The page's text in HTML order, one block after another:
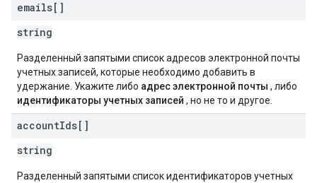
emails[]
string
Разделенный запятыми список адресов электронной почты
учетных записей, которые необходимо добавить в
удержание. Укажите либо адрес электронной почты , либо
идентификаторы учетных записей , но не то и другое.
accountIds[]
string
Разделенный запятыми список идентификаторов учетных